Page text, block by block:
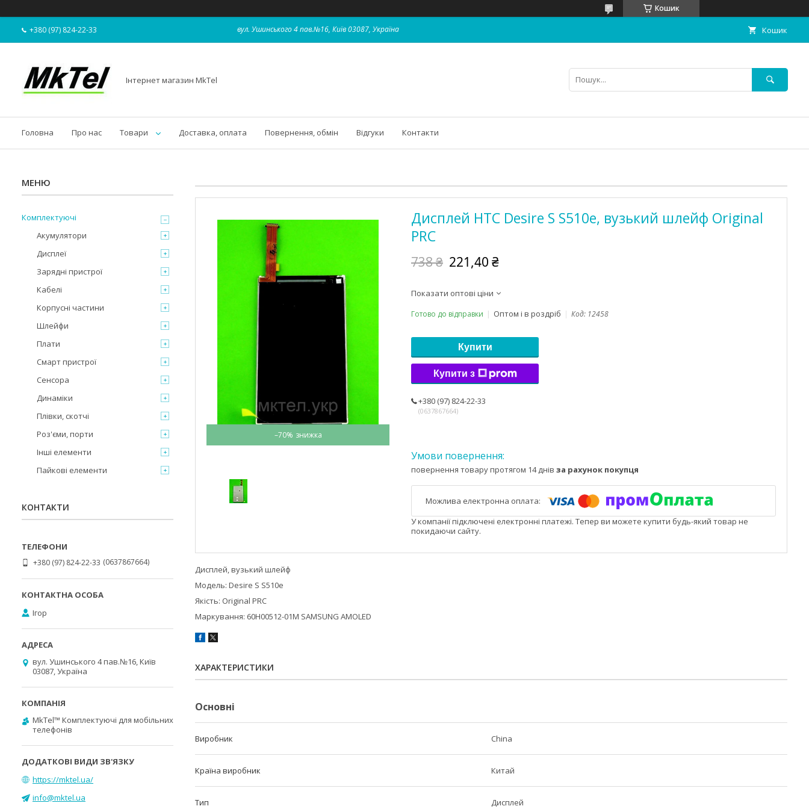
Кошик
+380 (97) 824-22-33 вул. Ушинського 4 пав.№16, Київ 03087, Україна Кошик
Інтернет магазин MkTel
Головна Про нас Товари Доставка, оплата Повернення, обмін Відгуки Контакти
–70%
Дисплей HTC Desire S S510e, вузький шлейф Original
PRC
738 ₴ 221,40 ₴
Показати оптові ціни
Готово до відправки Оптом і в роздріб Код: 12458
Купити
Купити з
+380 (97) 824-22-33
0637867664
повернення товару протягом 14 днів за рахунок покупця
У компанії підключені електронні платежі. Тепер ви можете купити будь-який товар не
покидаючи сайту.
Дисплей, вузький шлейф
Модель: Desire S S510e
Якість: Original PRC
Маркування: 60H00512-01M SAMSUNG AMOLED
ХАРАКТЕРИСТИКИ
Основні
Виробник China
Країна виробник Китай
Тип Дисплей
Комплектуючі
Акумулятори
Дисплеї
Зарядні пристрої
Кабелі
Корпусні частини
Шлейфи
Плати
Смарт пристрої
Сенсора
Динаміки
Плівки, скотчі
Роз'єми, порти
Інші елементи
Пайкові елементи
КОНТАКТИ
+380 (97) 824-22-33 0637867664
Ігор
вул. Ушинського 4 пав.№16, Київ
03087, Україна
MkTel™ Комплектуючі для мобільних
телефонів
https://mktel.ua/
info@mktel.ua